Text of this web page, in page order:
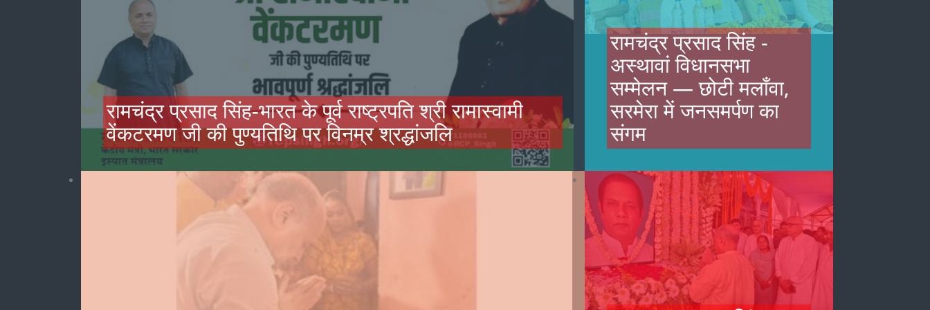
रामचंद्र प्रसाद सिंह-भारत के पूर्व राष्ट्रपति श्री रामास्वामी
वेंकटरमण जी की पुण्यतिथि पर विनम्र श्रद्धांजलि
रामचंद्र प्रसाद सिंह -
अस्थावां विधानसभा
सम्मेलन — छोटी मलाँवा,
सरमेरा में जनसमर्पण का
संगम